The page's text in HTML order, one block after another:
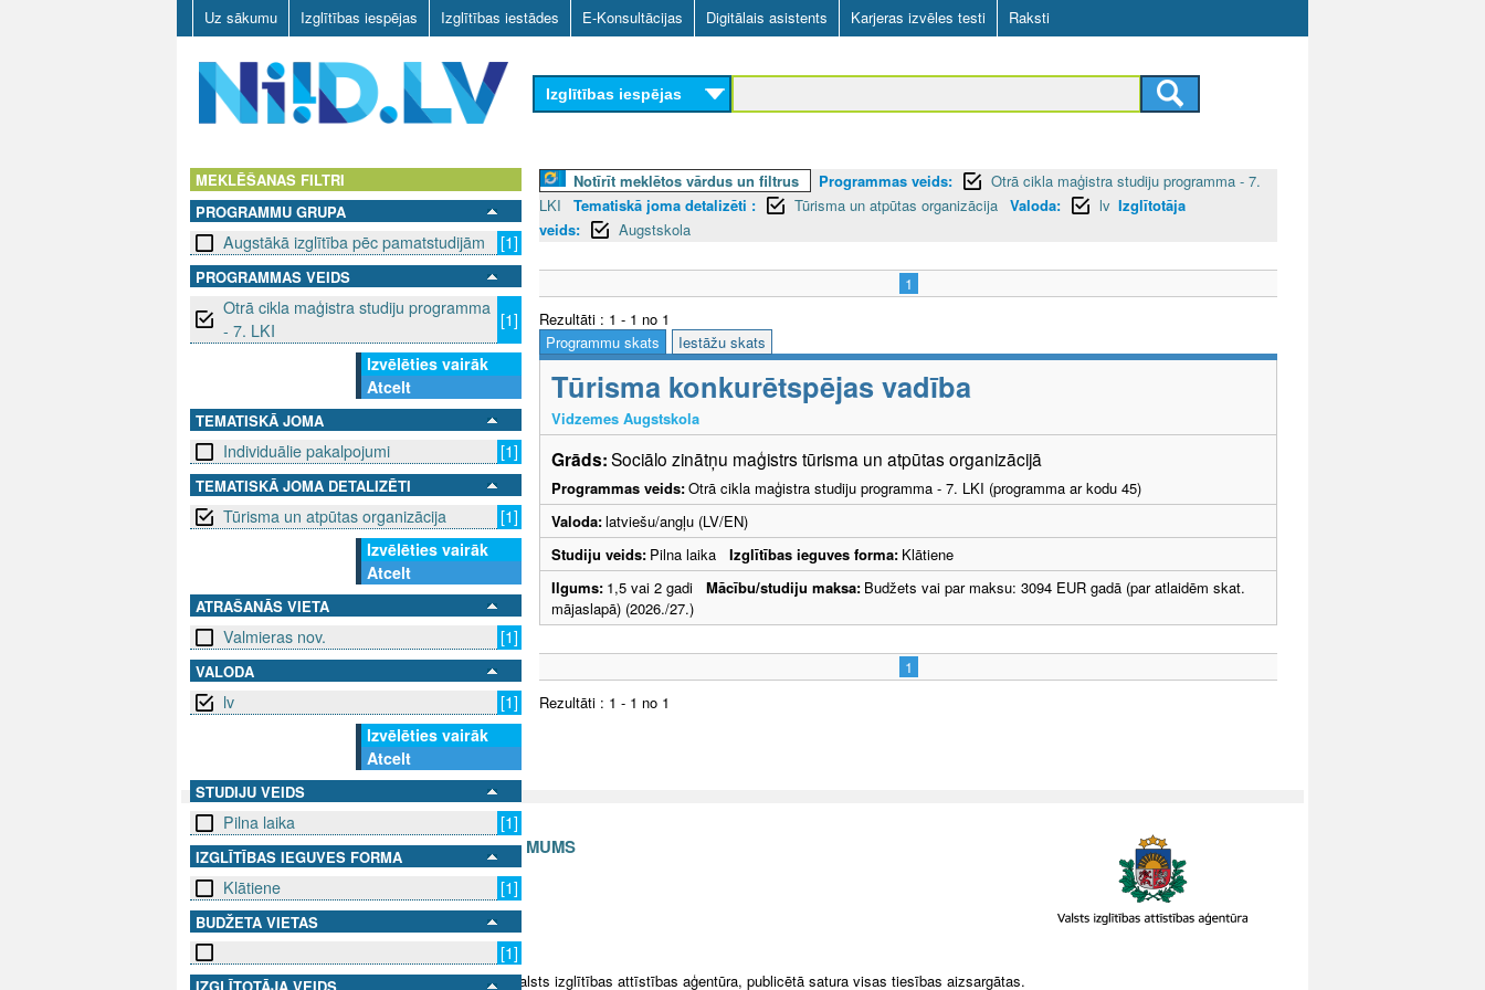
Skip
to
main
content
Uz sākumu Izglītības iespējas Izglītības iestādes E-Konsultācijas Digitālais asistents Karjeras izvēles testi Raksti
D
V
Izglītības iespējas
MEKLĒŠANAS FILTRI
PROGRAMMU GRUPA
Augstākā izglītība pēc pamatstudijām [1]
PROGRAMMAS VEIDS
Otrā cikla maģistra studiju programma
- 7. LKI
[1]
Izvēlēties vairāk
Atcelt
TEMATISKĀ JOMA
Individuālie pakalpojumi [1]
TEMATISKĀ JOMA DETALIZĒTI
Tūrisma un atpūtas organizācija
[1]
Izvēlēties vairāk
Atcelt
ATRAŠANĀS VIETA
Valmieras nov. [1]
VALODA
lv
[1]
Izvēlēties vairāk
Atcelt
STUDIJU VEIDS
Pilna laika [1]
IZGLĪTĪBAS IEGUVES FORMA
Klātiene [1]
BUDŽETA VIETAS
[1]
Notīrīt meklētos vārdus un filtrus Programmas veids:
Otrā cikla maģistra studiju programma - 7.
LKI
Tematiskā joma detalizēti : Tūrisma un atpūtas organizācija Valoda: lv Izglītotāja
veids:
Augstskola
1
Rezultāti : 1 - 1 no 1
Programmu skats
Iestāžu skats
Tūrisma konkurētspējas vadība
Vidzemes Augstskola
Grāds:Sociālo zinātņu maģistrs tūrisma un atpūtas organizācijā
Programmas veids:Otrā cikla maģistra studiju programma - 7. LKI (programma ar kodu 45)
Valoda:latviešu/angļu (LV/EN)
Studiju veids: Pilna laika Izglītības ieguves forma: Klātiene
Ilgums: 1,5 vai 2 gadi Mācību/studiju maksa: Budžets vai par maksu: 3094 EUR gadā (par atlaidēm skat.
mājaslapā) (2026./27.)
1
Rezultāti : 1 - 1 no 1
SEKO MUMS SAZINIES AR MUMS
© 2025 Valsts izglītības attīstības aģentūra, publicētā satura visas tiesības aizsargātas.